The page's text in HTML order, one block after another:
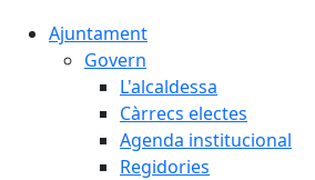
Ajuntament
Govern
L'alcaldessa
Càrrecs electes
Agenda institucional
Regidories